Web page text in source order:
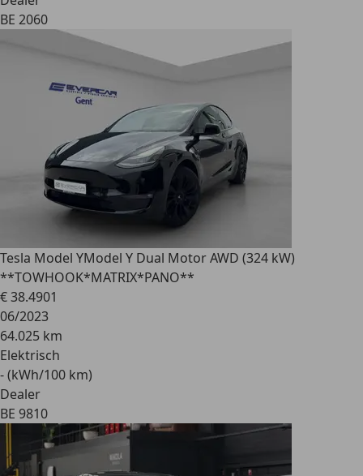
BE 2060
Tesla Model YModel Y Dual Motor AWD (324 kW)
**TOWHOOK*MATRIX*PANO**
€ 38.4901
06/2023
64.025 km
Elektrisch
- (kWh/100 km)
Dealer
BE 9810